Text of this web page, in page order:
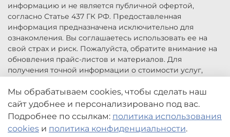
информацию и не является публичной офертой,
согласно Статье 437 ГК РФ. Предоставленная
информация предназначена исключительно для
ознакомления. Вы соглашаетесь использовать ее на
свой страх и риск. Пожалуйста, обратите внимание на
обновления прайс-листов и материалов. Для
получения точной информации о стоимости услуг,
заказа услуг заполните форму обратной связи.
Цены, указанные на сайте приведены как справочная
информация и не являются публичной офертой. Могут
быть изменены в любое время без предупреждения.
Мы обрабатываем cookies, чтобы сделать наш
сайт удобнее и персонализировано под вас.
Подробнее по ссылкам: политика использования
cookies и политика конфиденциальности.